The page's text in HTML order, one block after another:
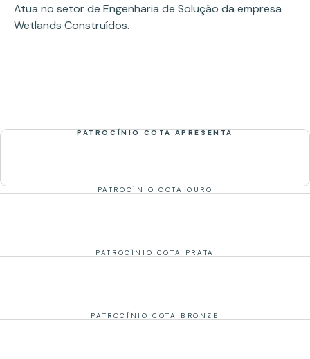
Atua no setor de Engenharia de Solução da empresa
Wetlands Construídos.
PATROCÍNIO COTA APRESENTA
PATROCÍNIO COTA OURO
PATROCÍNIO COTA PRATA
PATROCÍNIO COTA BRONZE